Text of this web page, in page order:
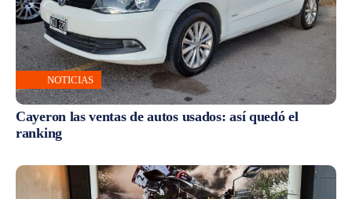
NOTICIAS
Cayeron las ventas de autos usados: así quedó el
ranking